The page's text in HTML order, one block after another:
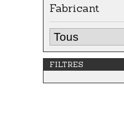
Fabricant
FILTRES